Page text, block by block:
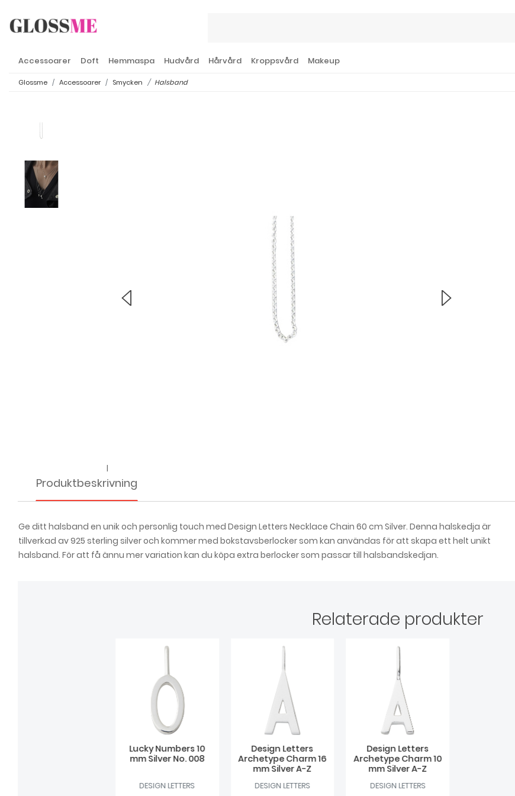
Accessoarer Doft Hemmaspa Hudvård Hårvård Kroppsvård Makeup
Glossme Accessoarer Smycken Halsband
l
Produktbeskrivning
Ge ditt halsband en unik och personlig touch med Design Letters Necklace Chain 60 cm Silver. Denna halskedja är
tillverkad av 925 sterling silver och kommer med bokstavsberlocker som kan användas för att skapa ett helt unikt
halsband. För att få ännu mer variation kan du köpa extra berlocker som passar till halsbandskedjan.
Relaterade produkter
Lucky Numbers 10
mm Silver No. 008
DESIGN LETTERS
Design Letters
Archetype Charm 16
mm Silver A-Z
DESIGN LETTERS
Design Letters
Archetype Charm 10
mm Silver A-Z
DESIGN LETTERS